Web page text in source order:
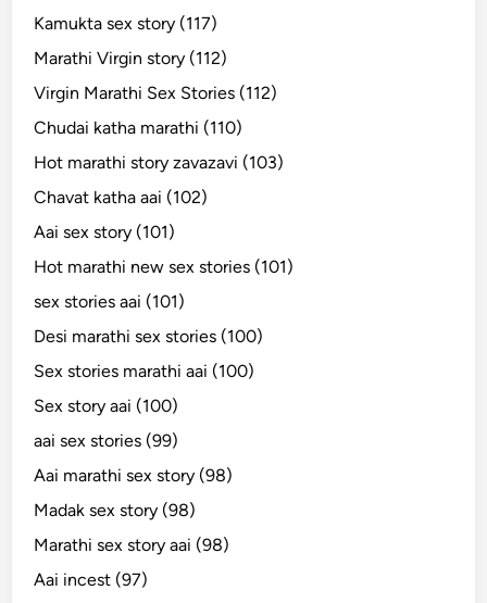
Kamukta sex story (117)
Marathi Virgin story (112)
Virgin Marathi Sex Stories (112)
Chudai katha marathi (110)
Hot marathi story zavazavi (103)
Chavat katha aai (102)
Aai sex story (101)
Hot marathi new sex stories (101)
sex stories aai (101)
Desi marathi sex stories (100)
Sex stories marathi aai (100)
Sex story aai (100)
aai sex stories (99)
Aai marathi sex story (98)
Madak sex story (98)
Marathi sex story aai (98)
Aai incest (97)